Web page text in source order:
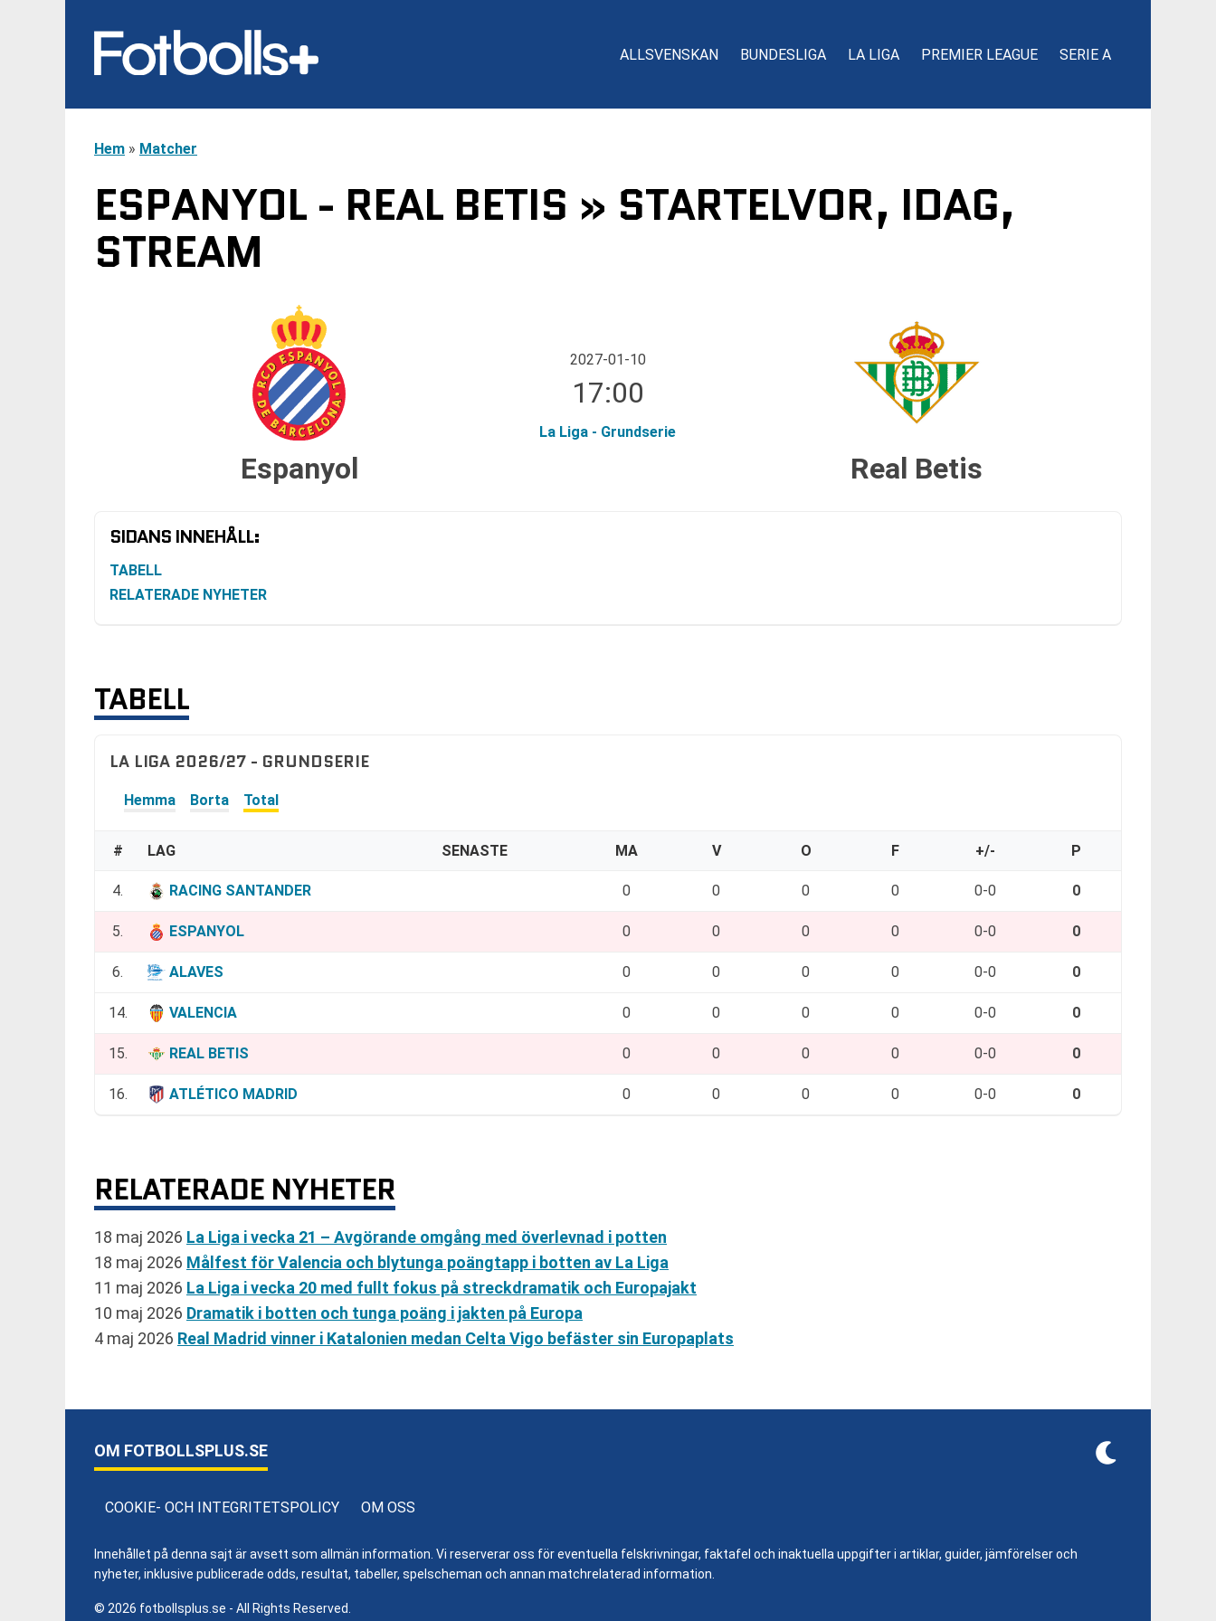
ALLSVENSKAN BUNDESLIGA LA LIGA PREMIER LEAGUE SERIE A
Hem » Matcher
ESPANYOL - REAL BETIS » STARTELVOR, IDAG,
STREAM
Espanyol
2027-01-10
17:00
La Liga - Grundserie
Real Betis
SIDANS INNEHÅLL:
TABELL
RELATERADE NYHETER
TABELL
LA LIGA 2026/27 - GRUNDSERIE
Hemma Borta Total
# LAG SENASTE MA V O F +/- P
4. RACING SANTANDER 0 0 0 0 0-0 0
5. ESPANYOL 0 0 0 0 0-0 0
6. ALAVES 0 0 0 0 0-0 0
14. VALENCIA 0 0 0 0 0-0 0
15. REAL BETIS 0 0 0 0 0-0 0
16. ATLÉTICO MADRID 0 0 0 0 0-0 0
RELATERADE NYHETER
18 maj 2026 La Liga i vecka 21 – Avgörande omgång med överlevnad i potten
18 maj 2026 Målfest för Valencia och blytunga poängtapp i botten av La Liga
11 maj 2026 La Liga i vecka 20 med fullt fokus på streckdramatik och Europajakt
10 maj 2026 Dramatik i botten och tunga poäng i jakten på Europa
4 maj 2026 Real Madrid vinner i Katalonien medan Celta Vigo befäster sin Europaplats
OM FOTBOLLSPLUS.SE
COOKIE- OCH INTEGRITETSPOLICY OM OSS
Innehållet på denna sajt är avsett som allmän information. Vi reserverar oss för eventuella felskrivningar, faktafel och inaktuella uppgifter i artiklar, guider, jämförelser och
nyheter, inklusive publicerade odds, resultat, tabeller, spelscheman och annan matchrelaterad information.
© 2026 fotbollsplus.se - All Rights Reserved.